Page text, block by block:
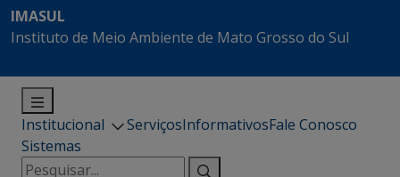
IMASUL
Instituto de Meio Ambiente de Mato Grosso do Sul
Institucional ServiçosInformativosFale Conosco
Sistemas
Pesquisar